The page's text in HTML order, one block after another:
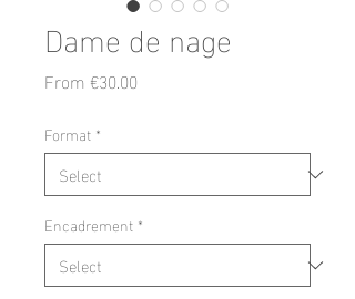
Dame de nage
From €30.00
Format *
Encadrement *